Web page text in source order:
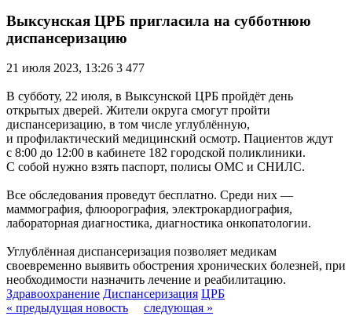
Выксунская ЦРБ пригласила на субботнюю
диспансеризацию
21 июля 2023, 13:26 3 477
В субботу, 22 июля, в Выксунской ЦРБ пройдёт день
открытых дверей. Жители округа смогут пройти
диспансеризацию, в том числе углублённую,
и профилактический медицинский осмотр. Пациентов ждут
с 8:00 до 12:00 в кабинете 182 городской поликлиники.
С собой нужно взять паспорт, полисы ОМС и СНИЛС.
Все обследования проведут бесплатно. Среди них —
маммография, флюорография, электрокардиография,
лабораторная диагностика, диагностика онкопатологии.
Углублённая диспансеризация позволяет медикам
своевременно выявить обострения хронических болезней, при
необходимости назначить лечение и реабилитацию.
Здравоохранение Диспансеризация ЦРБ
« предыдущая новость
следующая »